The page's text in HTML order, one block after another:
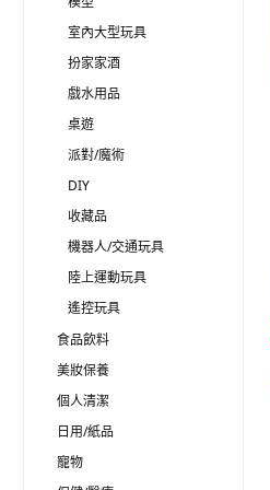
室內大型玩具
扮家家酒
戲水用品
桌遊
派對/魔術
DIY
收藏品
機器人/交通玩具
陸上運動玩具
遙控玩具
食品飲料
美妝保養
個人清潔
日用/紙品
寵物